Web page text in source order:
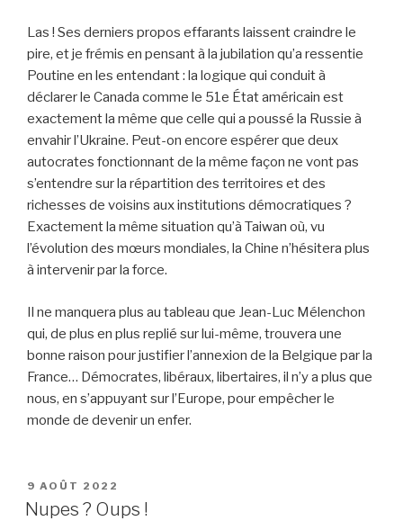
Las ! Ses derniers propos effarants laissent craindre le
pire, et je frémis en pensant à la jubilation qu’a ressentie
Poutine en les entendant : la logique qui conduit à
déclarer le Canada comme le 51e État américain est
exactement la même que celle qui a poussé la Russie à
envahir l’Ukraine. Peut-on encore espérer que deux
autocrates fonctionnant de la même façon ne vont pas
s’entendre sur la répartition des territoires et des
richesses de voisins aux institutions démocratiques ?
Exactement la même situation qu’à Taiwan où, vu
l’évolution des mœurs mondiales, la Chine n’hésitera plus
à intervenir par la force.
Il ne manquera plus au tableau que Jean-Luc Mélenchon
qui, de plus en plus replié sur lui-même, trouvera une
bonne raison pour justifier l’annexion de la Belgique par la
France… Démocrates, libéraux, libertaires, il n’y a plus que
nous, en s’appuyant sur l’Europe, pour empêcher le
monde de devenir un enfer.
PUBLIÉ
LE
9 AOÛT 2022
Nupes ? Oups !